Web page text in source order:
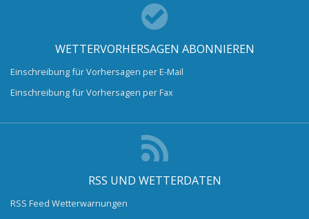
WETTERVORHERSAGEN ABONNIEREN
Einschreibung für Vorhersagen per E-Mail
Einschreibung für Vorhersagen per Fax
RSS UND WETTERDATEN
RSS Feed Wetterwarnungen